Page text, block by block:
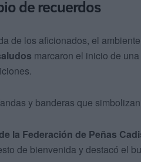
de recuerdos
de los aficionados, el
marcaron el inicio de
y banderas que
la Federación de Peñas
de bienvenida y destacó el